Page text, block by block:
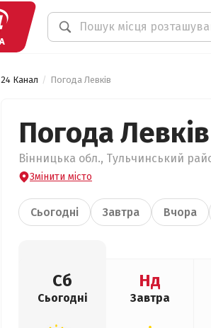
24 Канал Погода Левків
Погода Левків
Вінницька обл., Тульчинський
Змінити місто
Сьогодні Завтра Вчора
Сб
Сьогодні
Нд
Завтра